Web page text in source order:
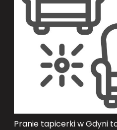
Pranie tapicerki w Gdyni